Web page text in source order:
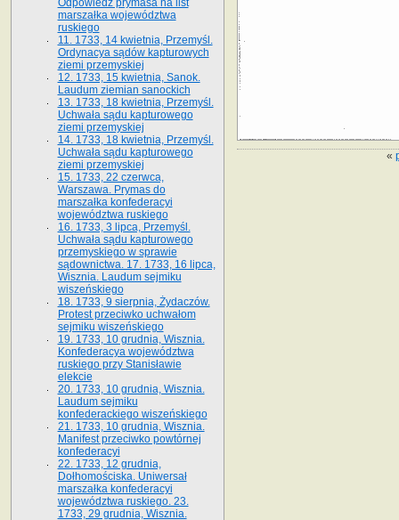
«
Odpowiedź prymasa na list
marszałka województwa
ruskiego
11. 1733, 14 kwietnia, Przemyśl.
Ordynacya sądów kapturowych
ziemi przemyskiej
12. 1733, 15 kwietnia, Sanok.
Laudum ziemian sanockich
13. 1733, 18 kwietnia, Przemyśl.
Uchwała sądu kapturowego
ziemi przemyskiej
14. 1733, 18 kwietnia, Przemyśl.
Uchwała sądu kapturowego
ziemi przemyskiej
15. 1733, 22 czerwca,
Warszawa. Prymas do
marszałka konfederacyi
województwa ruskiego
16. 1733, 3 lipca, Przemyśl.
Uchwała sądu kapturowego
przemyskiego w sprawie
sądownictwa. 17. 1733, 16 lipca,
Wisznia. Laudum sejmiku
wiszeńskiego
18. 1733, 9 sierpnia, Żydaczów.
Protest przeciwko uchwałom
sejmiku wiszeńskiego
19. 1733, 10 grudnia, Wisznia.
Konfederacya województwa
ruskiego przy Stanisławie
elekcie
20. 1733, 10 grudnia, Wisznia.
Laudum sejmiku
konfederackiego wiszeńskiego
21. 1733, 10 grudnia, Wisznia.
Manifest przeciwko powtórnej
konfederacyi
22. 1733, 12 grudnia,
Dołhomościska. Uniwersał
marszałka konfederacyi
województwa ruskiego. 23.
1733, 29 grudnia, Wisznia.